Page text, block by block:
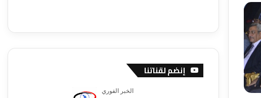
إنضم لقناتنا